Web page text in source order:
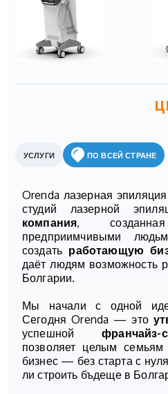
УСЛУГИ ПО ВСЕЙ СТРАНЕ
Orenda лазерная
студий лазерной
компания,
предприимчивыми
создать работающую
даёт людям возможность
Болгарии.
Мы начали с одной
Сегодня Orenda — это
успешнойфранчайз-
позволяет целым семьям
бизнес — без старта с
ли строить бъдеще в